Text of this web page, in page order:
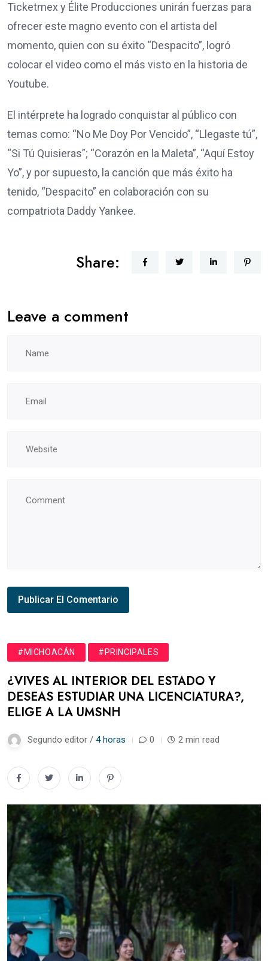
Ticketmex y Élite Producciones unirán fuerzas para
ofrecer este magno evento con el artista del
momento, quien con su éxito “Despacito”, logró
colocar el video como el más visto en la historia de
Youtube.
El intérprete ha logrado conquistar al público con
temas como: “No Me Doy Por Vencido”, “Llegaste tú”,
“Si Tú Quisieras”; “Corazón en la Maleta”, “Aquí Estoy
Yo”, y por supuesto, la canción que más éxito ha
tenido, “Despacito” en colaboración con su
compatriota Daddy Yankee.
Share:
Leave a comment
#MICHOACÁN #PRINCIPALES
¿VIVES AL INTERIOR DEL ESTADO Y
DESEAS ESTUDIAR UNA LICENCIATURA?,
ELIGE A LA UMSNH
Segundo editor / 4 horas 0 2 min read